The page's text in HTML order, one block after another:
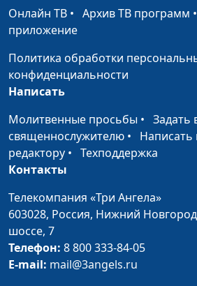
Следует ли заставлять
себя делать то, что
предписано в Библии
Чувство вины
Библия как пособие
по воспитанию детей
Роман
Путь ко злу
Три истории в притче
о блудном сыне
Онлайн ТВ • Архив ТВ программ •
приложение
Политика обработки
конфиденциальности
Написать
Молитвенные просьбы • Задать
священнослужителю • Написать
редактору • Техподдержка
Контакты
Телекомпания «Три Ангела»
603028, Россия, Нижний
шоссе, 7
Телефон: 8 800 333-84-05
E-mail: mail@3angels.ru